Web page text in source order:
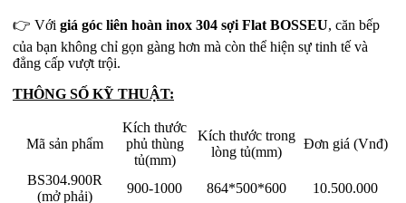
👉 Với giá góc liên hoàn inox 304 sợi Flat BOSSEU, căn bếp
của bạn không chỉ gọn gàng hơn mà còn thể hiện sự tinh tế và
đẳng cấp vượt trội.
THÔNG SỐ KỸ THUẬT:
Mã sản phẩm
Kích thước
phủ thùng
tủ(mm)
Kích thước trong
lòng tủ(mm)
Đơn giá (Vnđ)
BS304.900R
(mở phải)
900-1000 864*500*600
10.500.000